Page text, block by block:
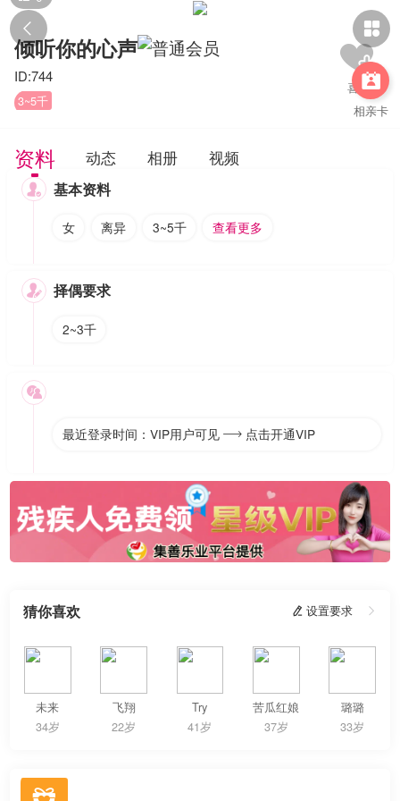
 

相亲卡
倾听你的心声
ID:744
3~5千
资料 动态 相册 视频
 基本资料
女 离异 3~5千 查看更多
 择偶要求
2~3千

最近登录时间：VIP用户可见  点击开通VIP
猜你喜欢  设置要求 
未来
34岁
飞翔
22岁
Try
41岁
苦瓜红娘
37岁
璐璐
33岁